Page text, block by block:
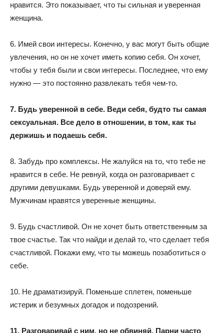
нравится. Это показывает, что ты сильная и уверенная
женщина.
6. Имей свои интересы. Конечно, у вас могут быть общие
увлечения, но он не хочет иметь копию себя. Он хочет,
чтобы у тебя были и свои интересы. Последнее, что ему
нужно — это постоянно развлекать тебя чем-то.
7. Будь уверенной в себе. Веди себя, будто ты самая
сексуальная. Все дело в отношении, в том, как ты
держишь и подаешь себя.
8. Забудь про комплексы. Не жалуйся на то, что тебе не
нравится в себе. Не ревнуй, когда он разговаривает с
другими девушками. Будь уверенной и доверяй ему.
Мужчинам нравятся уверенные женщины.
9. Будь счастливой. Он не хочет быть ответственным за
твое счастье. Так что найди и делай то, что сделает тебя
счастливой. Покажи ему, что ты можешь позаботиться о
себе.
10. Не драматизируй. Поменьше сплетен, поменьше
истерик и безумных догадок и подозрений.
11. Разговаривай с ним, но не обвиняй. Парни часто